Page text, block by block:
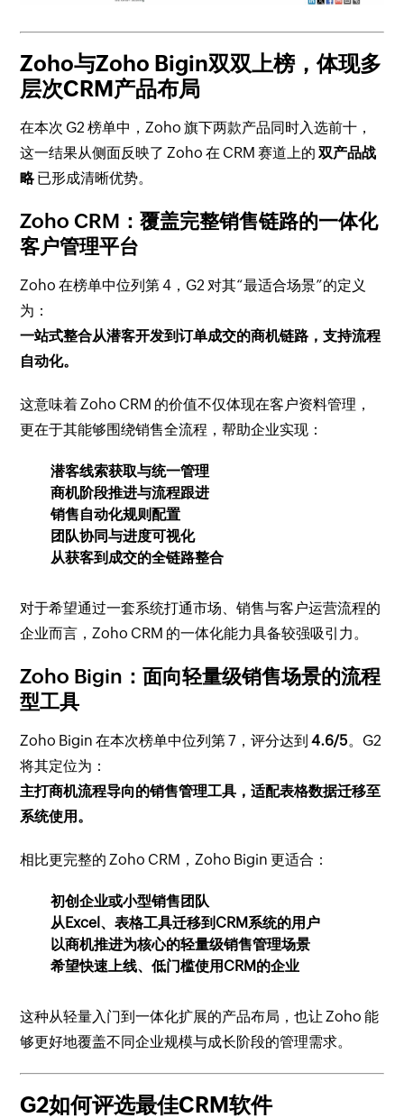
Zoho与Zoho Bigin双双上榜，体现多
层次CRM产品布局
在本次 G2 榜单中，Zoho 旗下两款产品同时入选前十，
这一结果从侧面反映了 Zoho 在 CRM 赛道上的双产品战
略已形成清晰优势。
Zoho CRM：覆盖完整销售链路的一体化
客户管理平台
Zoho 在榜单中位列第 4，G2 对其“最适合场景”的定义
为：
一站式整合从潜客开发到订单成交的商机链路，支持流程
自动化。
这意味着 Zoho CRM 的价值不仅体现在客户资料管理，
更在于其能够围绕销售全流程，帮助企业实现：
潜客线索获取与统一管理
商机阶段推进与流程跟进
销售自动化规则配置
团队协同与进度可视化
从获客到成交的全链路整合
对于希望通过一套系统打通市场、销售与客户运营流程的
企业而言，Zoho CRM 的一体化能力具备较强吸引力。
Zoho Bigin：面向轻量级销售场景的流程
型工具
Zoho Bigin 在本次榜单中位列第 7，评分达到4.6/5。G2
将其定位为：
主打商机流程导向的销售管理工具，适配表格数据迁移至
系统使用。
相比更完整的 Zoho CRM，Zoho Bigin 更适合：
初创企业或小型销售团队
从Excel、表格工具迁移到CRM系统的用户
以商机推进为核心的轻量级销售管理场景
希望快速上线、低门槛使用CRM的企业
这种从轻量入门到一体化扩展的产品布局，也让 Zoho 能
够更好地覆盖不同企业规模与成长阶段的管理需求。
G2如何评选最佳CRM软件